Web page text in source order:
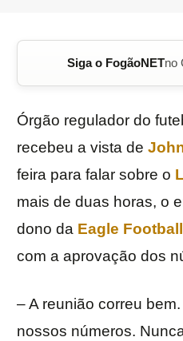
Siga o FogãoNETno
Órgão regulador do
recebeu a vista de
feira para falar sobre o
mais de duas horas, o
dono da Eagle Football
com a aprovação dos
– A reunião correu
nossos números.